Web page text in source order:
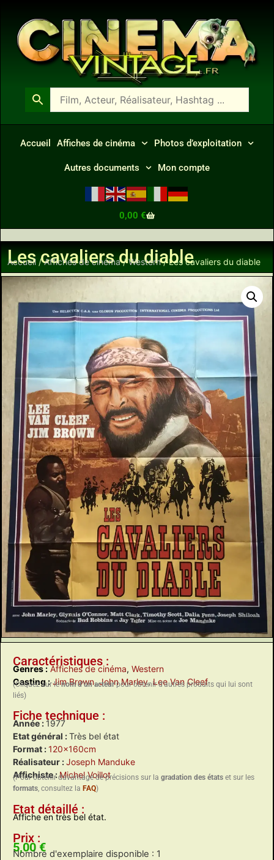
Accueil Affiches de cinéma Photos d’exploitation
Autres documents Mon compte
0,00 €
Les cavaliers du diable
Accueil /Affiches de cinéma/Western/ Les cavaliers du diable
Caractéristiques :
Genres : Affiches de cinéma, Western
Casting : Jim Brown,John Marley,Lee Van Cleef
(Cliquez sur lenom d’un acteurpour obtenir d’autres produits qui lui sont
liés)
Fiche technique :
Année : 1977
Etat général :Très bel état
Format :120x160cm
Réalisateur :Joseph Manduke
Affichiste :Michel Voillot
(Pour obtenir davantage de précisions sur la gradation des états et sur les
formats, consultez la FAQ)
Etat détaillé :
Affiche en très bel état.
Prix :
5,00€
Nombre d'exemplaire disponible : 1